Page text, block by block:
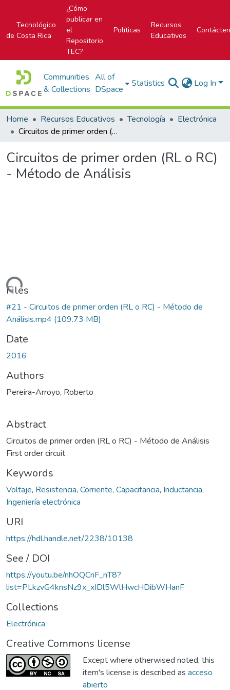
Tecnológico
de Costa Rica
¿Cómo
publicar en
el
Repositorio
TEC?
Políticas
Recursos
Educativos
Communities
& Collections
All of
DSpace
Statistics Log In
Home Recursos Educativos Tecnología
Electrónica
Circuitos de primer orden (RL o RC) - Método de Análisis
Circuitos de primer orden (RL o RC)
- Método de Análisis
Loading...
Files
#21 - Circuitos de primer orden (RL o RC) - Método de
Análisis.mp4 (109.73 MB)
Date
2016
Authors
Pereira-Arroyo, Roberto
Abstract
Circuitos de primer orden (RL o RC) - Método de Análisis
First order circuit
Keywords
Voltaje, Resistencia, Corriente, Capacitancia, Inductancia,
Ingeniería electrónica
URI
https://hdl.handle.net/2238/10138
See / DOI
https://youtu.be/nhOQCnF_nT8?
list=PLkzvG4knsNz9x_xIDl5WlHwcHDibWHanF
Collections
Electrónica
Creative Commons license
Except where otherwised noted, this
item's license is described as acceso
abierto